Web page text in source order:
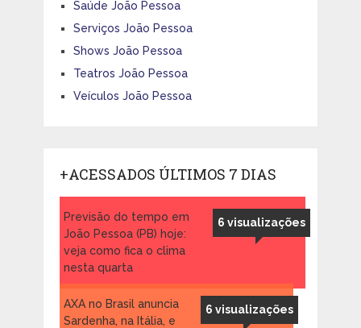
Saúde João Pessoa
Serviços João Pessoa
Shows João Pessoa
Teatros João Pessoa
Veículos João Pessoa
+ACESSADOS ÚLTIMOS 7 DIAS
6 visualizações
Previsão do tempo em
João Pessoa (PB) hoje:
veja como fica o clima
nesta quarta
6 visualizações
AXA no Brasil anuncia
Sardenha, na Itália, e